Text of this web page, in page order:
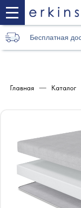
Бесплатная
Главная — Каталог